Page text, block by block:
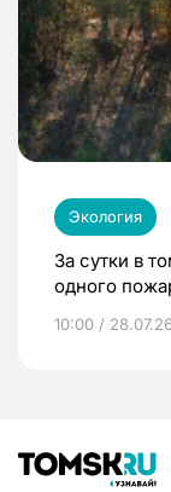
Экология
За сутки в
одного
10:00 / 28.07.26